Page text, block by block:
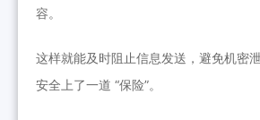
容。
这样就能及时阻止信息发送，避免机密
安全上了一道 “保险”。